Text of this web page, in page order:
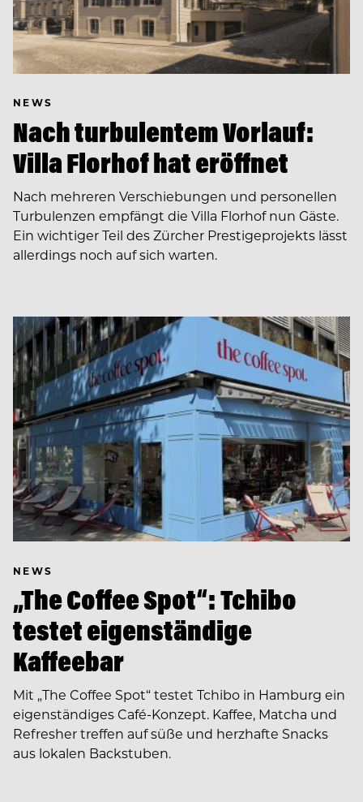
NEWS
Nach turbulentem Vorlauf:
Villa Florhof hat eröffnet
Nach mehreren Verschiebungen und personellen
Turbulenzen empfängt die Villa Florhof nun Gäste.
Ein wichtiger Teil des Zürcher Prestigeprojekts lässt
allerdings noch auf sich warten.
NEWS
„The Coffee Spot“: Tchibo
testet eigenständige
Kaffeebar
Mit „The Coffee Spot“ testet Tchibo in Hamburg ein
eigenständiges Café-Konzept. Kaffee, Matcha und
Refresher treffen auf süße und herzhafte Snacks
aus lokalen Backstuben.